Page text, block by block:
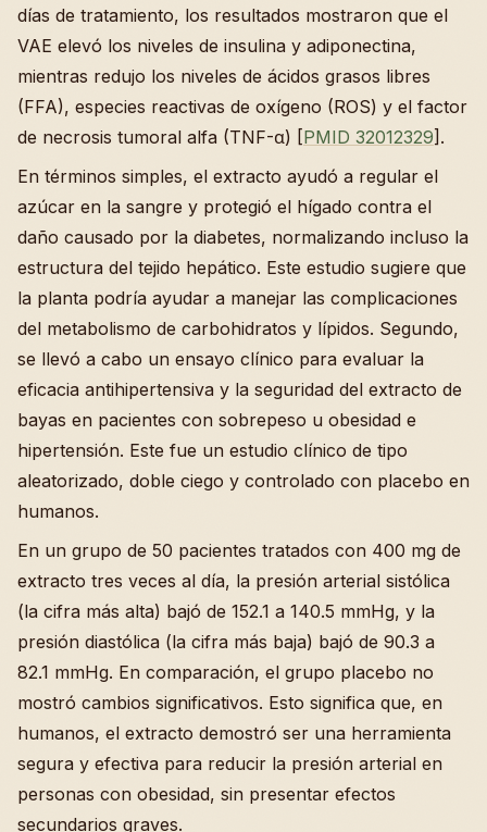
días de tratamiento, los resultados mostraron que el
VAE elevó los niveles de insulina y adiponectina,
mientras redujo los niveles de ácidos grasos libres
(FFA), especies reactivas de oxígeno (ROS) y el factor
de necrosis tumoral alfa (TNF-α) [PMID 32012329].
En términos simples, el extracto ayudó a regular el
azúcar en la sangre y protegió el hígado contra el
daño causado por la diabetes, normalizando incluso la
estructura del tejido hepático. Este estudio sugiere que
la planta podría ayudar a manejar las complicaciones
del metabolismo de carbohidratos y lípidos. Segundo,
se llevó a cabo un ensayo clínico para evaluar la
eficacia antihipertensiva y la seguridad del extracto de
bayas en pacientes con sobrepeso u obesidad e
hipertensión. Este fue un estudio clínico de tipo
aleatorizado, doble ciego y controlado con placebo en
humanos.
En un grupo de 50 pacientes tratados con 400 mg de
extracto tres veces al día, la presión arterial sistólica
(la cifra más alta) bajó de 152.1 a 140.5 mmHg, y la
presión diastólica (la cifra más baja) bajó de 90.3 a
82.1 mmHg. En comparación, el grupo placebo no
mostró cambios significativos. Esto significa que, en
humanos, el extracto demostró ser una herramienta
segura y efectiva para reducir la presión arterial en
personas con obesidad, sin presentar efectos
secundarios graves.